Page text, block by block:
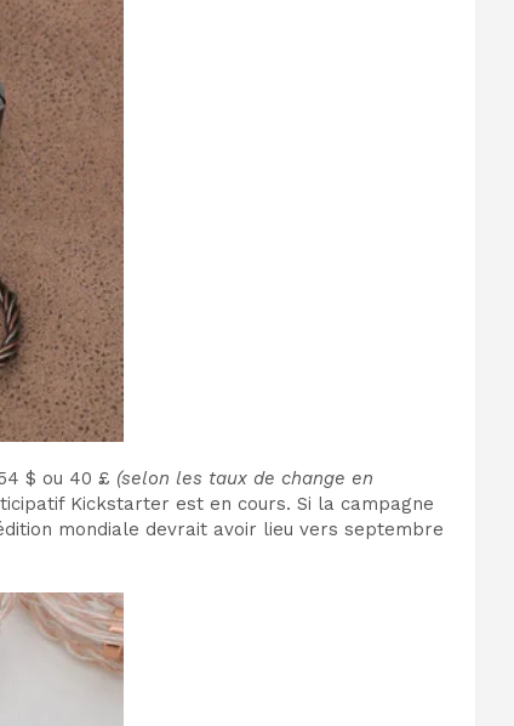
$ ou 40 £ (selon les taux de change en
Kickstarter est en cours. Si la campagne
mondiale devrait avoir lieu vers septembre